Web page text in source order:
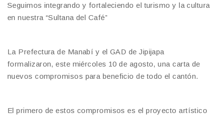
Seguimos integrando y fortaleciendo el turismo y la cultura
en nuestra “Sultana del Café”
La Prefectura de Manabí y el GAD de Jipijapa
formalizaron, este miércoles 10 de agosto, una carta de
nuevos compromisos para beneficio de todo el cantón.
El primero de estos compromisos es el proyecto artístico